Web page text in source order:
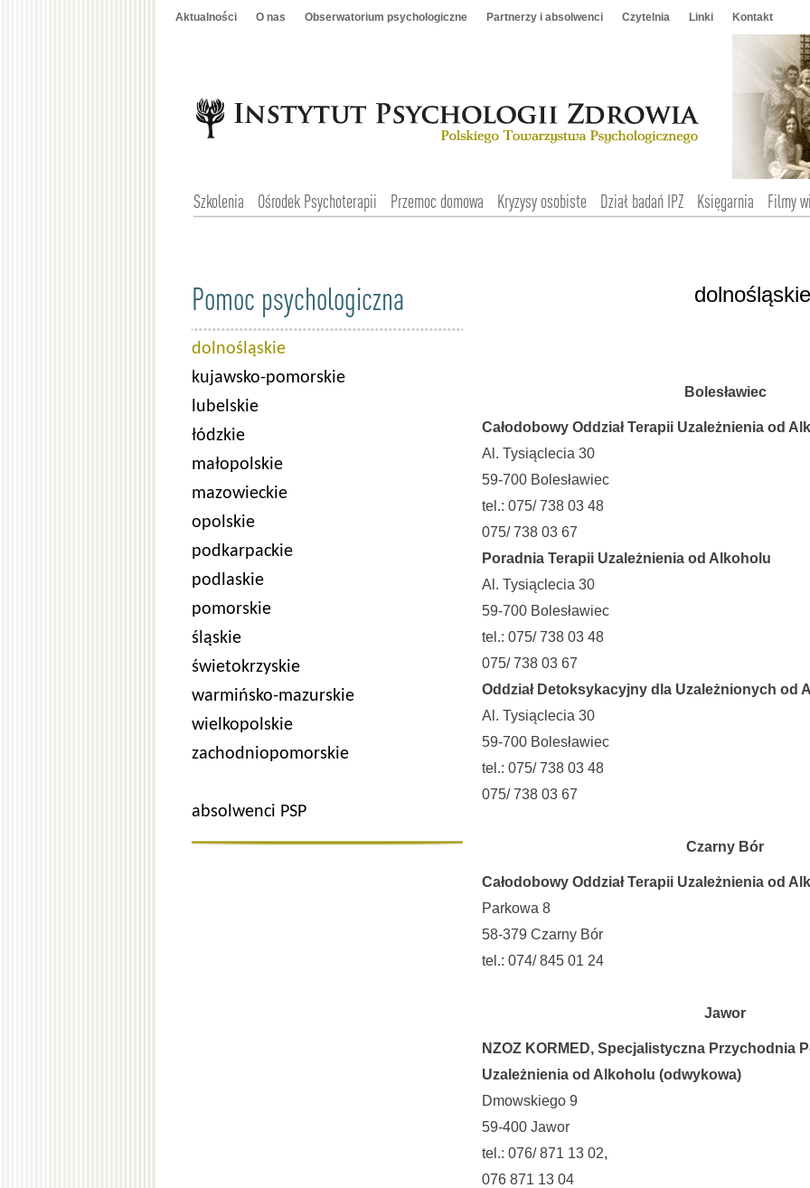
Aktualności O nas Obserwatorium psychologiczne Partnerzy i absolwenci Czytelnia Linki Kontakt
Szkolenia Ośrodek Psychoterapii Przemoc domowa Kryzysy osobiste Dział badań IPZ Księgarnia Filmy
Pomoc psychologiczna
dolnośląskie
kujawsko-pomorskie
lubelskie
łódzkie
małopolskie
mazowieckie
opolskie
podkarpackie
podlaskie
pomorskie
śląskie
świetokrzyskie
warmińsko-mazurskie
wielkopolskie
zachodniopomorskie
absolwenci PSP
dolnośląskie
Bolesławiec
Całodobowy Oddział Terapii Uzależnienia od
Al. Tysiąclecia 30
59-700 Bolesławiec
tel.: 075/ 738 03 48
075/ 738 03 67
Poradnia Terapii Uzależnienia od Alkoholu
Al. Tysiąclecia 30
59-700 Bolesławiec
tel.: 075/ 738 03 48
075/ 738 03 67
Oddział Detoksykacyjny dla Uzależnionych od
Al. Tysiąclecia 30
59-700 Bolesławiec
tel.: 075/ 738 03 48
075/ 738 03 67
Czarny Bór
Całodobowy Oddział Terapii Uzależnienia od
Parkowa 8
58-379 Czarny Bór
tel.: 074/ 845 01 24
Jawor
NZOZ KORMED, Specjalistyczna Przychodnia
Uzależnienia od Alkoholu (odwykowa)
Dmowskiego 9
59-400 Jawor
tel.: 076/ 871 13 02,
076 871 13 04